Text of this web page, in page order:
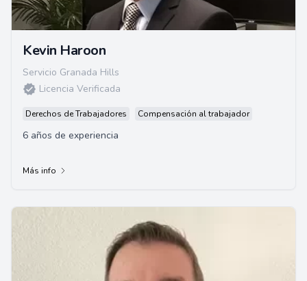
Kevin Haroon
Servicio Granada Hills
Licencia Verificada
Derechos de Trabajadores Compensación al trabajador
6 años de experiencia
Más info